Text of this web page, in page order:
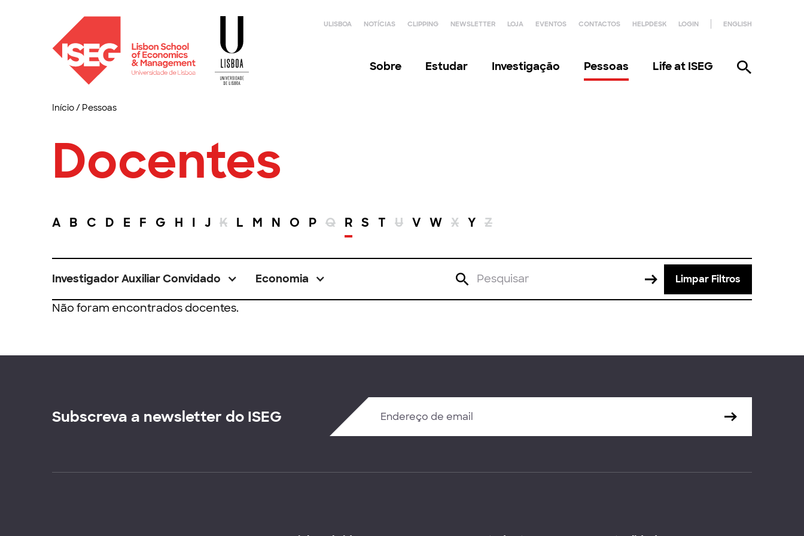
ULISBOA NOTÍCIAS CLIPPING NEWSLETTER LOJA EVENTOS CONTACTOS HELPDESK LOGIN ENGLISH
Sobre Estudar Investigação Pessoas Life at ISEG
Início/ Pessoas
Docentes
A B C D E F G H I J K L M N O P Q R S T U V W X Y Z
Investigador Auxiliar Convidado Economia Limpar Filtros
Não foram encontrados docentes.
Subscreva a newsletter do ISEG